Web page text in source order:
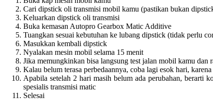
Cari dipstick oli transmisi mobil kamu (pastikan bukan
Keluarkan dipstick oli transmisi
Buka kemasan Autopro Gearbox Matic Additive
Tuangkan sesuai kebutuhan ke lubang dipstick (tidak perlu
Masukkan kembali dipstick
Nyalakan mesin mobil selama 15 menit
Jika memungkinkan bisa langsung test jalan mobil kamu dan
Kalau belum terasa perbedaannya, coba lagi esok hari,
Apabila setelah 2 hari masih belum ada perubahan, berarti
spesialis transmisi matic
Selesai